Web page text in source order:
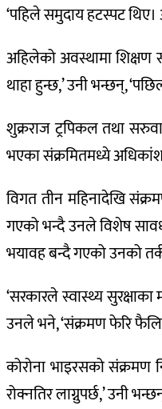
‘पहिले समुदाय हटस्पट
अहिलेको अवस्थामा शिक्षण
थाहा हुन्छ,’ उनी भन्छन्,
शुक्रराज ट्रपिकल तथा
भएका संक्रमितमध्ये
विगत तीन महिनादेखि
गएको भन्दै उनले विशेष
भयावह बन्दै गएको उनको
‘सरकारले स्वास्थ्य
उनले भने, ‘संक्रमण फेरि
कोरोना भाइरसको संक्रमण
रोक्नतिर लाग्नुपर्छ,’ उनी